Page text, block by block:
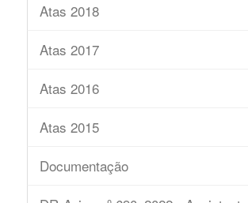
Atas 2018
Atas 2017
Atas 2016
Atas 2015
Documentação